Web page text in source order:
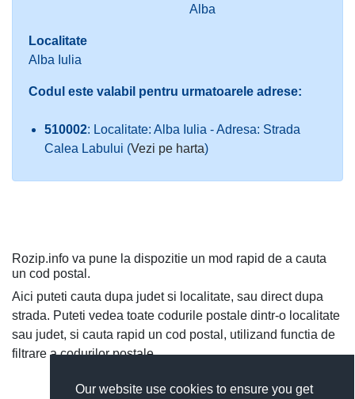
Our website use cookies to ensure you get
Alba
Localitate
Alba Iulia
Codul este valabil pentru urmatoarele adrese:
510002: Localitate: Alba Iulia - Adresa: Strada
Calea Labului (Vezi pe harta)
Rozip.info va pune la dispozitie un mod rapid de a cauta
un cod postal.
Aici puteti cauta dupa judet si localitate, sau direct dupa
strada. Puteti vedea toate codurile postale dintr-o localitate
sau judet, si cauta rapid un cod postal, utilizand functia de
filtrare a codurilor postale.